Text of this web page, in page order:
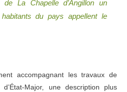
La Chapelle d’Angillon un
du pays appellent le
accompagnant les travaux de
Major, une description plus